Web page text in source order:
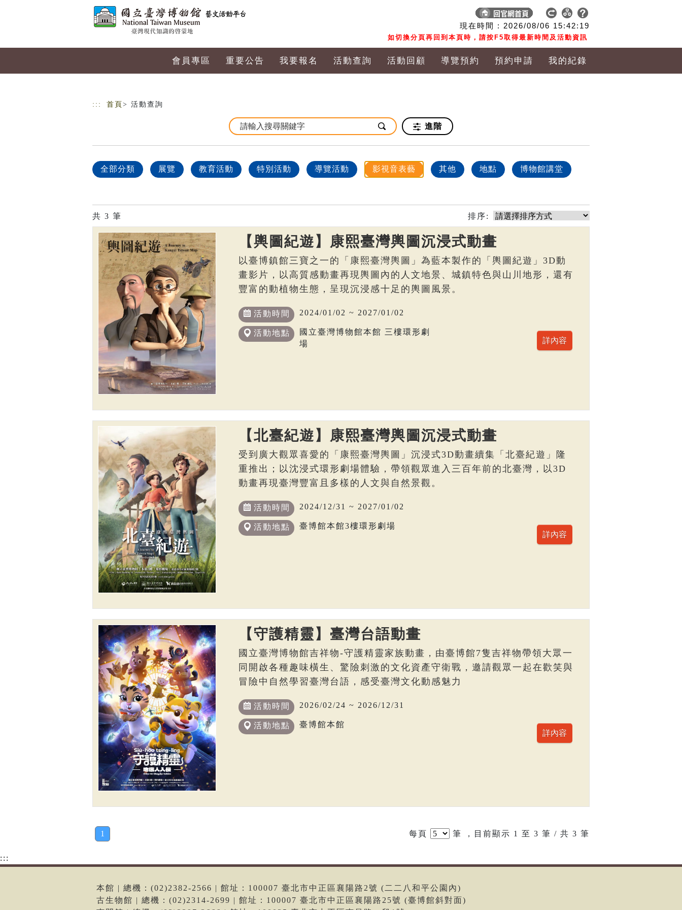
現在時間 : 2026/08/06 15:42:19
如切換分頁再回到本頁時，請按F5取得最新時間及活動資訊
會員專區 重要公告 我要報名 活動查詢 活動回顧 導覽預約 預約申請 我的紀錄
::: 首頁 > 活動查詢
進階
全部分類 展覽 教育活動 特別活動 導覽活動 影視音表藝 其他 地點 博物館講堂
共 3 筆 排序:
【輿圖紀遊】康熙臺灣輿圖沉浸式動畫
以臺博鎮館三寶之一的「康熙臺灣輿圖」為藍本製作的「輿圖紀遊」3D動
畫影片，以高質感動畫再現輿圖內的人文地景、城鎮特色與山川地形，還有
豐富的動植物生態，呈現沉浸感十足的輿圖風景。
活動時間 2024/01/02 ~ 2027/01/02
活動地點
國立臺灣博物館本館 三樓環形劇
場
【北臺紀遊】康熙臺灣輿圖沉浸式動畫
受到廣大觀眾喜愛的「康熙臺灣輿圖」沉浸式3D動畫續集「北臺紀遊」隆
重推出；以沈浸式環形劇場體驗，帶領觀眾進入三百年前的北臺灣，以3D
動畫再現臺灣豐富且多樣的人文與自然景觀。
活動時間 2024/12/31 ~ 2027/01/02
活動地點 臺博館本館3樓環形劇場
【守護精靈】臺灣台語動畫
國立臺灣博物館吉祥物-守護精靈家族動畫，由臺博館7隻吉祥物帶領大眾一
同開啟各種趣味橫生、驚險刺激的文化資產守衛戰，邀請觀眾一起在歡笑與
冒險中自然學習臺灣台語，感受臺灣文化動感魅力
活動時間 2026/02/24 ~ 2026/12/31
活動地點 臺博館本館
1 每頁 筆 ，目前顯示 1 至 3 筆 / 共 3 筆
:::
本館 | 總機：(02)2382-2566 | 館址：100007 臺北市中正區襄陽路2號 (二二八和平公園內)
古生物館 | 總機：(02)2314-2699 | 館址：100007 臺北市中正區襄陽路25號 (臺博館斜對面)